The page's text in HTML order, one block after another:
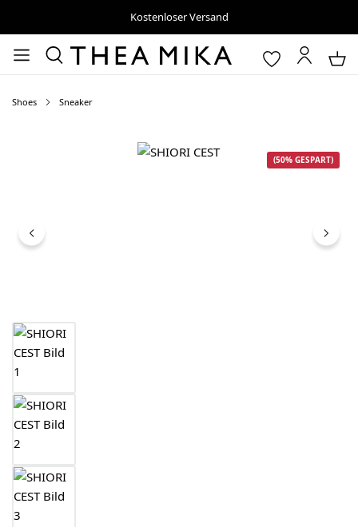
Kostenloser Versand
Shoes Sneaker
Bildergalerie überspringen
(50% GESPART)